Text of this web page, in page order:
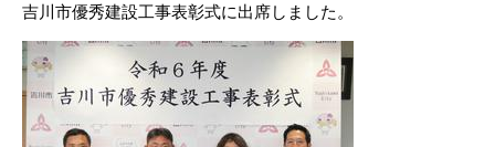
吉川市優秀建設工事表彰式に出席しました。